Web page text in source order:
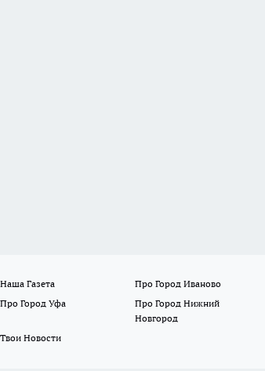
Наша Газета
Про Город Иваново
Про Город Уфа
Про Город Нижний
Новгород
Твои Новости